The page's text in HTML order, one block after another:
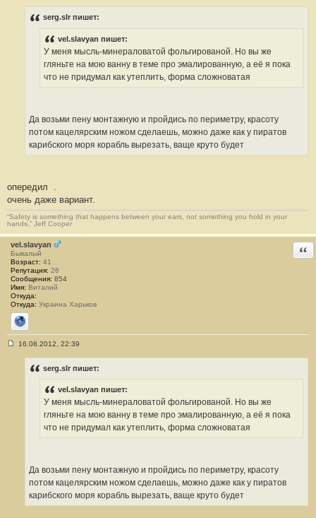
serg.slr пишет:
vel.slavyan пишет:
У меня мысль-минераловатой фольгированой. Но вы же
гляньте на мою ванну в теме про эмалированную, а её я пока
что не придумал как утеплить, форма сложноватая
Да возьми пену монтажную и пройдись по периметру, красоту
потом кацелярским ножом сделаешь, можно даже как у пиратов
карибского моря корабль вырезать, ваще круто будет
опередил
очень даже вариант.
“Safety is something that happens between your ears, not something you hold in your
hands.” Jeff Cooper
vel.slavyan
Бывалый
Возраст: 41
Репутация: 26
Сообщения: 854
Имя: Виталий
Откуда:
Откуда: Украина Харьков
Сайт
16.08.2012, 22:39
serg.slr пишет:
vel.slavyan пишет:
У меня мысль-минераловатой фольгированой. Но вы же
гляньте на мою ванну в теме про эмалированную, а её я пока
что не придумал как утеплить, форма сложноватая
Да возьми пену монтажную и пройдись по периметру, красоту
потом кацелярским ножом сделаешь, можно даже как у пиратов
карибского моря корабль вырезать, ваще круто будет